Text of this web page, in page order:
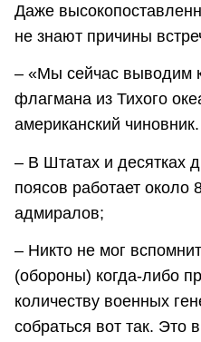
Даже
не знают причины
– «Мы сейчас выводим
флагмана из Тихого
американский
– В Штатах и десятках
поясов работает около
адмиралов;
– Никто не мог
(обороны) когда-либо
количеству военных
собраться вот так. Это